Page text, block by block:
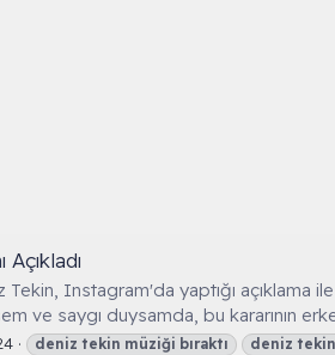
Açıkladı
Instagram'da yaptığı açıklama
ve saygı duysamda, bu kararının
deniz tekin müziği bıraktı deniz tekin